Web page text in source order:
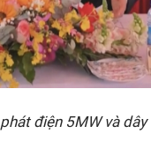
điện 5MW và